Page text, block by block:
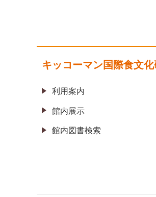
キッコーマン国際食文
利用案内
館内展示
館内図書検索